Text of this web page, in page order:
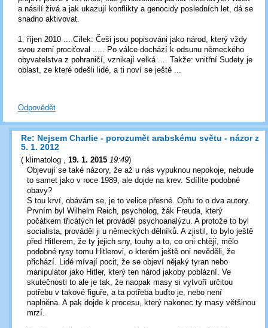
a násilí živá a jak ukazují konflikty a genocidy posledních let, dá se
snadno aktivovat.
1. říjen 2010 ... Cílek: Češi jsou popisováni jako národ, který vždy
svou zemi prociťoval ..... Po válce dochází k odsunu německého
obyvatelstva z pohraničí, vznikají velká .... Takže: vnitřní Sudety je
oblast, ze které odešli lidé, a ti noví se ještě ...
Odpovědět
Re: Nejsem Charlie - porozumět arabskému světu - názor z
5. 1. 2012
( klimatolog , 19. 1. 2015 19:49)
Objevují se také názory, že až u nás vypuknou nepokoje, nebude
to samet jako v roce 1989, ale dojde na krev. Sdílíte podobné
obavy?
S tou krví, obávám se, je to velice přesné. Opřu to o dva autory.
Prvním byl Wilhelm Reich, psycholog, žák Freuda, který
počátkem třicátých let prováděl psychoanalýzu. A protože to byl
socialista, prováděl ji u německých dělníků. A zjistil, to bylo ještě
před Hitlerem, že ty jejich sny, touhy a to, co oni chtějí, mělo
podobné rysy tomu Hitlerovi, o kterém ještě oni nevěděli, že
přichází. Lidé mívají pocit, že se objeví nějaký tyran nebo
manipulátor jako Hitler, který ten národ jakoby poblázní. Ve
skutečnosti to ale je tak, že naopak masy si vytvoří určitou
potřebu v takové figuře, a ta potřeba buďto je, nebo není
naplněna. A pak dojde k procesu, který nakonec ty masy většinou
mrzí.